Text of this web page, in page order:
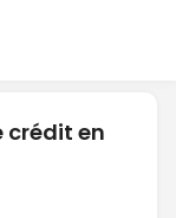
crédit en